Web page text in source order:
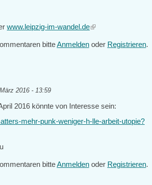
www.leipzig-im-wandel.de(link
external)
bitteAnmeldenoder Registrieren.
2016 - 13:59
2016 könnte von Interesse sein:
mehr-punk-weniger-h-lle-arbeit-utopie?
bitteAnmeldenoder Registrieren.